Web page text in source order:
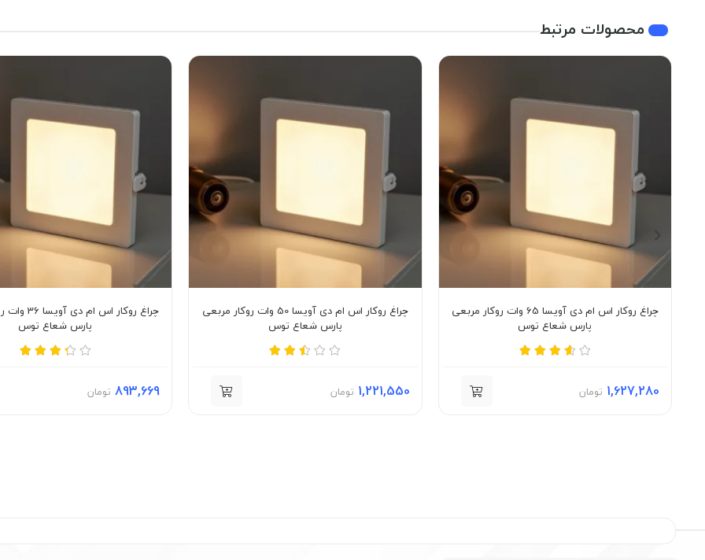
محصولات مرتبط
چراغ روکار اس ام دی آویسا 65 وات روکار مربعی
پارس شعاع توس
1,627,280 تومان
چراغ روکار اس ام دی آویسا 50 وات روکار مربعی
پارس شعاع توس
1,221,550 تومان
چراغ روکار
پارس شعاع توس
893,669 تومان